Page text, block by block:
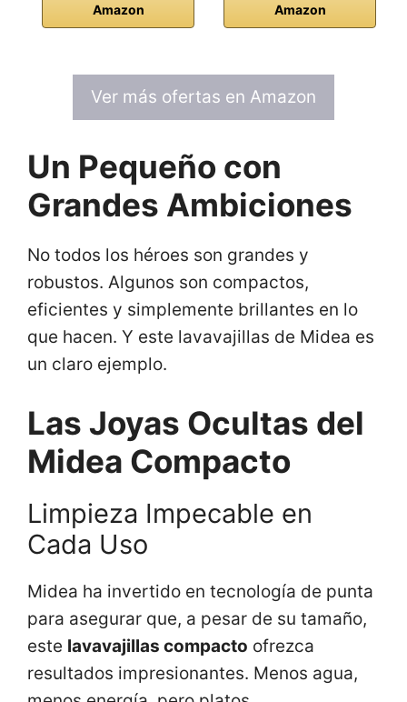
Amazon
Amazon
Ver más ofertas en Amazon
Un Pequeño con
Grandes Ambiciones
No todos los héroes son grandes y
robustos. Algunos son compactos,
eficientes y simplemente brillantes en lo
que hacen. Y este lavavajillas de Midea es
un claro ejemplo.
Las Joyas Ocultas del
Midea Compacto
Limpieza Impecable en
Cada Uso
Midea ha invertido en tecnología de punta
para asegurar que, a pesar de su tamaño,
este lavavajillas compacto ofrezca
resultados impresionantes. Menos agua,